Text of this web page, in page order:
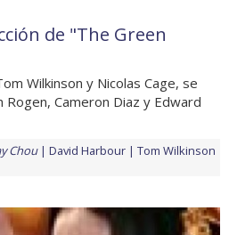
de "The Green
Wilkinson y Nicolas Cage, se
Cameron Diaz y Edward
Chou David Harbour
Tom Wilkinson